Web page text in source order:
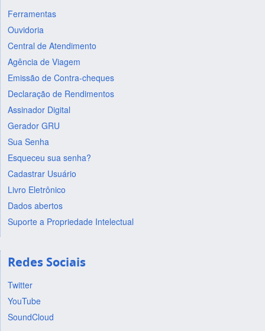
Ferramentas
Ouvidoria
Central de Atendimento
Agência de Viagem
Emissão de Contra-cheques
Declaração de Rendimentos
Assinador Digital
Gerador GRU
Sua Senha
Esqueceu sua senha?
Cadastrar Usuário
Livro Eletrônico
Dados abertos
Suporte a Propriedade Intelectual
Redes Sociais
Twitter
YouTube
SoundCloud